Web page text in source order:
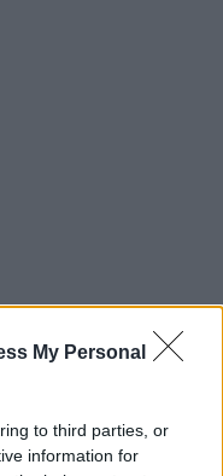
My Personal
to third parties, or
information for